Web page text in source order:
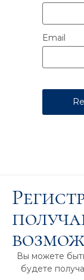
Email
Вы можете
будете